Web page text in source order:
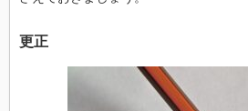
更正